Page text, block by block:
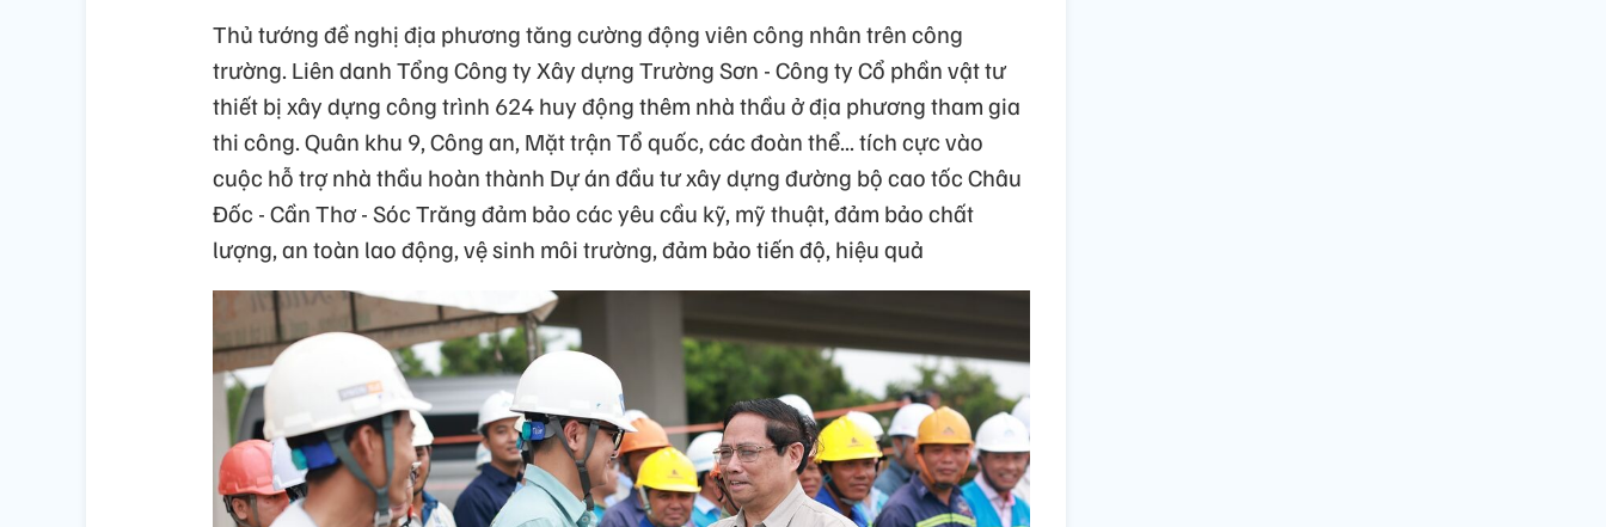
Thủ tướng đề nghị địa phương tăng cường động viên công nhân trên công
trường. Liên danh Tổng Công ty Xây dựng Trường Sơn - Công ty Cổ phần vật tư
thiết bị xây dựng công trình 624 huy động thêm nhà thầu ở địa phương tham gia
thi công. Quân khu 9, Công an, Mặt trận Tổ quốc, các đoàn thể... tích cực vào
cuộc hỗ trợ nhà thầu hoàn thành Dự án đầu tư xây dựng đường bộ cao tốc Châu
Đốc - Cần Thơ - Sóc Trăng đảm bảo các yêu cầu kỹ, mỹ thuật, đảm bảo chất
lượng, an toàn lao động, vệ sinh môi trường, đảm bảo tiến độ, hiệu quả